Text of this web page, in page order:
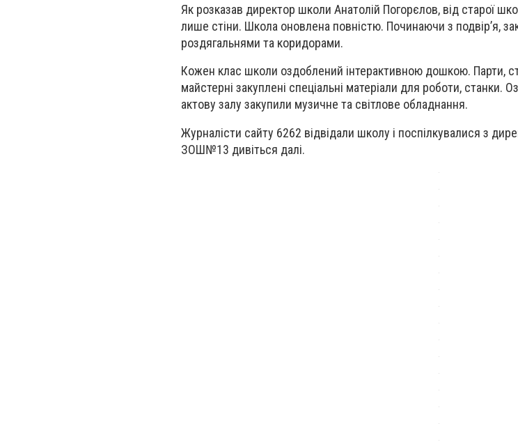
Як розказав директор школи Анатолій Погорєлов, від старої
лише стіни. Школа оновлена повністю. Починаючи з подвір’я,
роздягальнями та коридорами.
Кожен клас школи оздоблений інтерактивною дошкою. Парти,
майстерні закуплені спеціальні матеріали для роботи, станки.
актову залу закупили музичне та світлове обладнання.
Журналісти сайту 6262 відвідали школу і поспілкувалися з
ЗОШ№13 дивіться далі.